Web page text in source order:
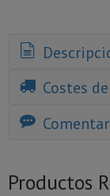
Costes
Productos